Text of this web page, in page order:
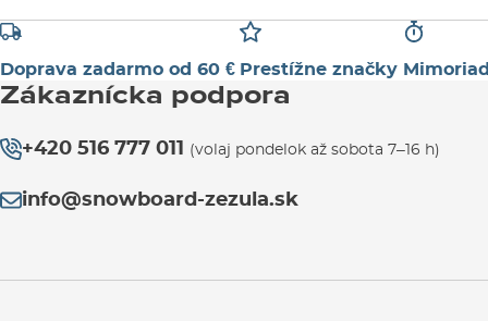
Doprava zadarmo od 60 € Prestížne značky
Zákaznícka podpora
+420 516 777 011 (volaj pondelok až sobota 7–16 h)
info@snowboard-zezula.sk